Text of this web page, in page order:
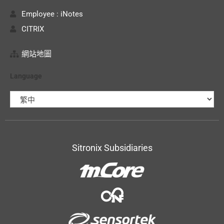
Employee : iNotes
CITRIX
網站地圖
Language
Sitronix Subsidiaries